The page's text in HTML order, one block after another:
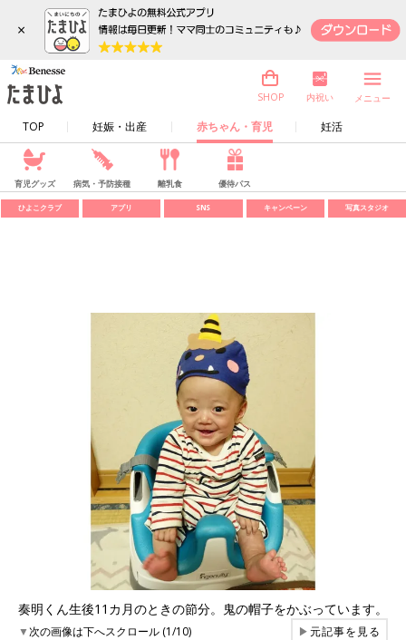
×
TOP 妊娠・出産 赤ちゃん・育児 妊活
SHOP 内祝い メニュー
育児グッズ 病気・予防接種 離乳食 優待パス
ひよこクラブ アプリ SNS キャンペーン 写真スタジオ
奏明くん生後11カ月のときの節分。鬼の帽子をかぶっています。
▼次の画像は下へスクロール (1/10) ▶元記事を見る